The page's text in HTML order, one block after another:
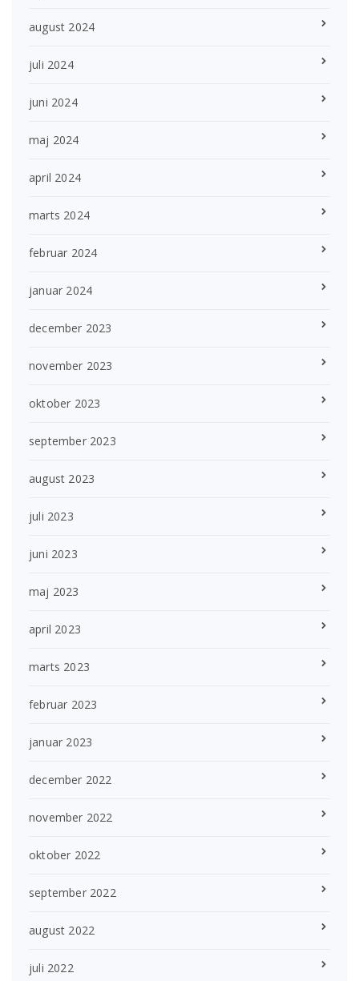
august 2024
juli 2024
juni 2024
maj 2024
april 2024
marts 2024
februar 2024
januar 2024
december 2023
november 2023
oktober 2023
september 2023
august 2023
juli 2023
juni 2023
maj 2023
april 2023
marts 2023
februar 2023
januar 2023
december 2022
november 2022
oktober 2022
september 2022
august 2022
juli 2022